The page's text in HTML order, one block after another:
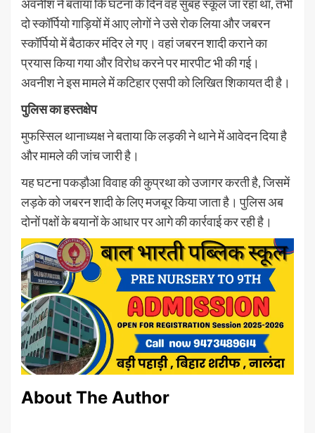
अवनीश ने बताया कि घटना के दिन वह सुबह स्कूल जा रहा था, तभी
दो स्कॉर्पियो गाड़ियों में आए लोगों ने उसे रोक लिया और जबरन
स्कॉर्पियो में बैठाकर मंदिर ले गए। वहां जबरन शादी कराने का
प्रयास किया गया और विरोध करने पर मारपीट भी की गई।
अवनीश ने इस मामले में कटिहार एसपी को लिखित शिकायत दी है।
पुलिस का हस्तक्षेप
मुफस्सिल थानाध्यक्ष ने बताया कि लड़की ने थाने में आवेदन दिया है
और मामले की जांच जारी है।
यह घटना पकड़ौआ विवाह की कुप्रथा को उजागर करती है, जिसमें
लड़के को जबरन शादी के लिए मजबूर किया जाता है। पुलिस अब
दोनों पक्षों के बयानों के आधार पर आगे की कार्रवाई कर रही है।
About The Author